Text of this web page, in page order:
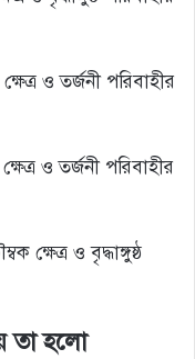
ও তর্জনী পরিবাহীর
ও তর্জনী পরিবাহীর
ক্ষেত্র ও বৃদ্ধাঙ্গুষ্ঠ
তা হলো